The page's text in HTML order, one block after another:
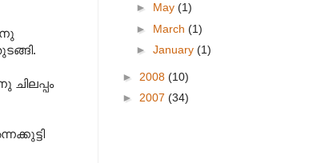
ചിലപ്പം
► May (1)
► March (1)
► January (1)
► 2008 (10)
► 2007 (34)